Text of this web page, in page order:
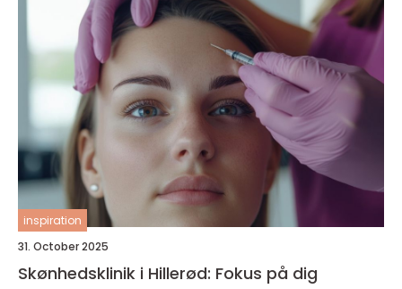
inspiration
31. October 2025
Skønhedsklinik i Hillerød: Fokus på dig